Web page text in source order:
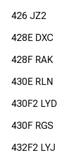
426 JZ2
428E DXC
428F RAK
430E RLN
430F2 LYD
430F RGS
432F2 LYJ